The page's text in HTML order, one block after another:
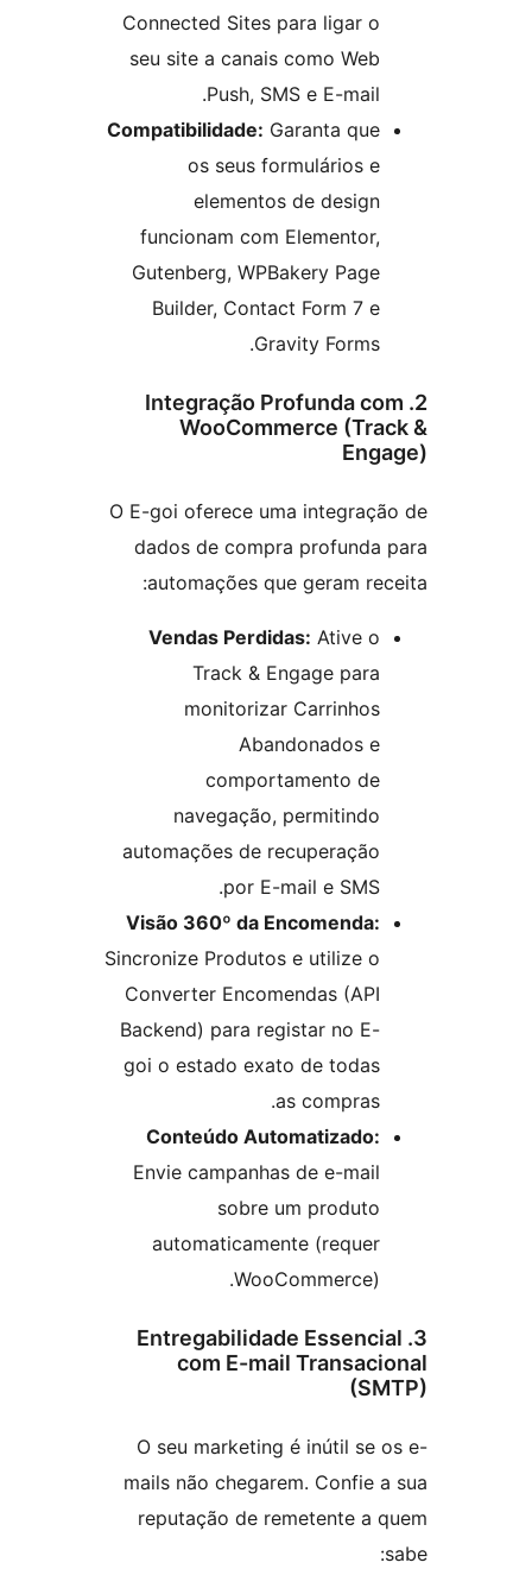
Connected Sites para ligar o
seu site a canais como Web
Push, SMS e E-mail.
Compatibilidade:
os seus formulários e
elementos de design
funcionam com Elementor,
Gutenberg, WPBakery Page
Builder, Contact Form 7 e
2. Integração Profunda
WooCommerce
O E-goi oferece uma
dados de compra
automações que geram
Vendas Perdidas:
Track & Engage para
monitorizar Carrinhos
comportamento de
navegação, permitindo
automações de recuperação
por E-mail e SMS.
Visão 360º da Encomenda:
Sincronize Produtos e utilize o
Converter Encomendas (API
Backend) para registar no E-
goi o estado exato de todas
Conteúdo Automatizado:
Envie campanhas de e-mail
sobre um produto
automaticamente (requer
3. Entregabilidade
com E-mail
O seu marketing é inútil se
mails não chegarem. Confie
reputação de remetente a